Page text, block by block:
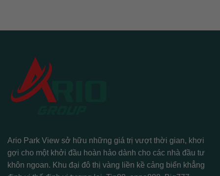
Ario Park View sở hữu những giá trị vượt thời gian, khơi
gợi cho một khởi đầu hoàn hảo dành cho các nhà đầu tư
khôn ngoan. Khu đại đô thị vàng liền kề cảng biển khẳng